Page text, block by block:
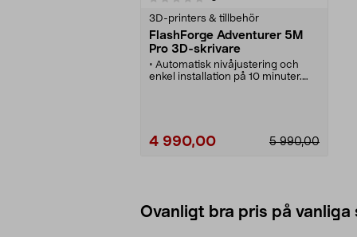
3D-printers & tillbehör
FlashForge Adventurer 5M
Pro 3D-skrivare
• Automatisk nivåjustering och
enkel installation på 10 minuter.
– realtidsövervakning, time-lapse-
inspelning.
5 990,00
4 990,00
Ovanligt bra pris på vanliga